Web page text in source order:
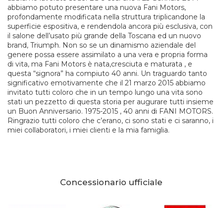
abbiamo potuto presentare una nuova Fani Motors,
profondamente modificata nella struttura triplicandone la
superficie espositiva, e rendendola ancora più esclusiva, con
il salone dell’usato più grande della Toscana ed un nuovo
brand, Triumph. Non so se un dinamismo aziendale del
genere possa essere assimilato a una vera e propria forma
di vita, ma Fani Motors è nata,cresciuta e maturata , e
questa “signora” ha compiuto 40 anni. Un traguardo tanto
significativo emotivamente che il 21 marzo 2015 abbiamo
invitato tutti coloro che in un tempo lungo una vita sono
stati un pezzetto di questa storia per augurare tutti insieme
un Buon Anniversario. 1975-2015 , 40 anni di FANI MOTORS.
Ringrazio tutti coloro che c’erano, ci sono stati e ci saranno, i
miei collaboratori, i miei clienti e la mia famiglia.
Concessionario ufficiale